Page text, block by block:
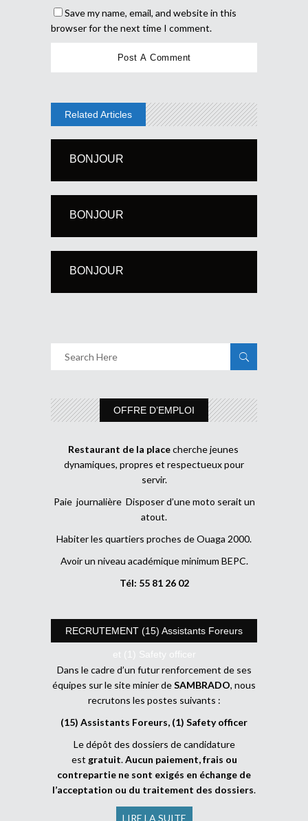
Save my name, email, and website in this
browser for the next time I comment.
Related Articles
BONJOUR
BONJOUR
BONJOUR
OFFRE D’EMPLOI
Restaurant de la placecherche jeunes
dynamiques, propres et respectueux pour
servir.
Paie journalière Disposer d’une moto serait un
atout.
Habiter les quartiers proches de Ouaga 2000.
Avoir un niveau académique minimum BEPC.
Tél: 55 81 26 02
RECRUTEMENT (15) Assistants Foreurs
et (1) Safety officer
Dans le cadre d’un futur renforcement de ses
équipes sur le site minier deSAMBRADO, nous
recrutons les postes suivants :
(15) Assistants Foreurs, (1) Safety officer
Le dépôt des dossiers de candidature
est gratuit.Aucun paiement, frais ou
contrepartie ne sont exigés en échange de
l’acceptation ou du traitement des dossiers.
LIRE LA SUITE